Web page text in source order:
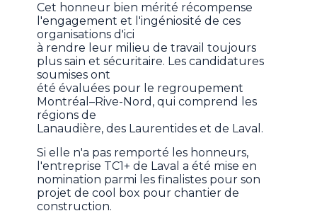
Cet honneur bien mérité récompense
l'engagement et l'ingéniosité de ces
organisations d'ici
à rendre leur milieu de travail toujours
plus sain et sécuritaire. Les candidatures
soumises ont
été évaluées pour le regroupement
Montréal–Rive-Nord, qui comprend les
régions de
Lanaudière, des Laurentides et de Laval.
Si elle n'a pas remporté les honneurs,
l'entreprise TC1+ de Laval a été mise en
nomination parmi les finalistes pour son
projet de cool box pour chantier de
construction.